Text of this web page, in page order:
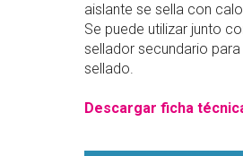
aislante se sella con
Se puede utilizar junto
sellador secundario para
sellado.
Descargar ficha